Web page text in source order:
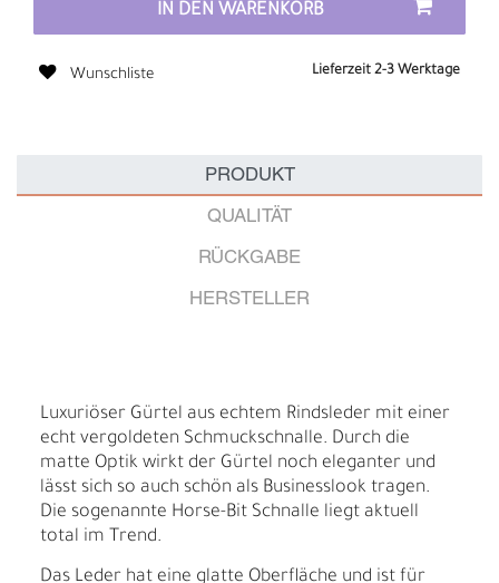
IN DEN WARENKORB
Wunschliste Lieferzeit 2-3 Werktage
PRODUKT
QUALITÄT
RÜCKGABE
HERSTELLER
Luxuriöser Gürtel aus echtem Rindsleder mit einer
echt vergoldeten Schmuckschnalle. Durch die
matte Optik wirkt der Gürtel noch eleganter und
lässt sich so auch schön als Businesslook tragen.
Die sogenannte Horse-Bit Schnalle liegt aktuell
total im Trend.
Das Leder hat eine glatte Oberfläche und ist für